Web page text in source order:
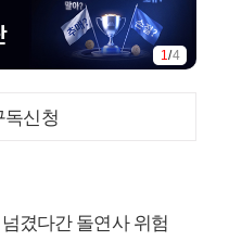
1/4
독신청
겼다간 돌연사 위험